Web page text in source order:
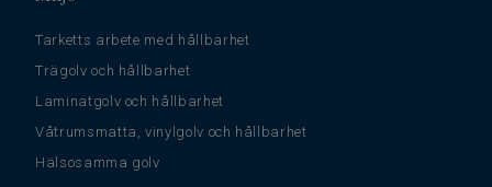
Tarketts arbete med hållbarhet
Trägolv och hållbarhet
Laminatgolv och hållbarhet
Våtrumsmatta, vinylgolv och hållbarhet
Hälsosamma golv